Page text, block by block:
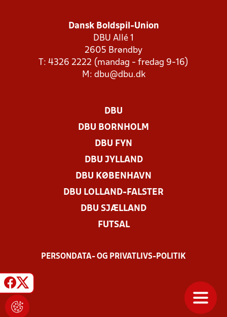
Dansk Boldspil-Union
DBU Allé 1
2605 Brøndby
T: 4326 2222 (mandag - fredag 9-16)
M: dbu@dbu.dk
DBU
DBU BORNHOLM
DBU FYN
DBU JYLLAND
DBU KØBENHAVN
DBU LOLLAND-FALSTER
DBU SJÆLLAND
FUTSAL
PERSONDATA- OG PRIVATLIVS-POLITIK